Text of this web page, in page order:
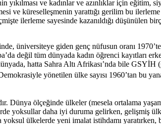
yıkılması ve kadınlar ve azınlıklar için eğitim,
ve küreselleşmenin yarattığı gerilim bu ilerleme
ilerleme sayesinde kazanıldığı düşünülen
üniversiteye giden genç nüfusun oranı
değil tüm dünyada kadın öğrenci kayıtları
hatta Sahra Altı Afrikası’nda bile GSYİH
yönetilen ülke sayısı 1960’tan bu
Dünya ölçeğinde ülkeler (mesela ortalama
yoksullar daha iyi duruma gelirken, gelişmiş
ülkelerde yeni imalat istihdamı yaratırken,